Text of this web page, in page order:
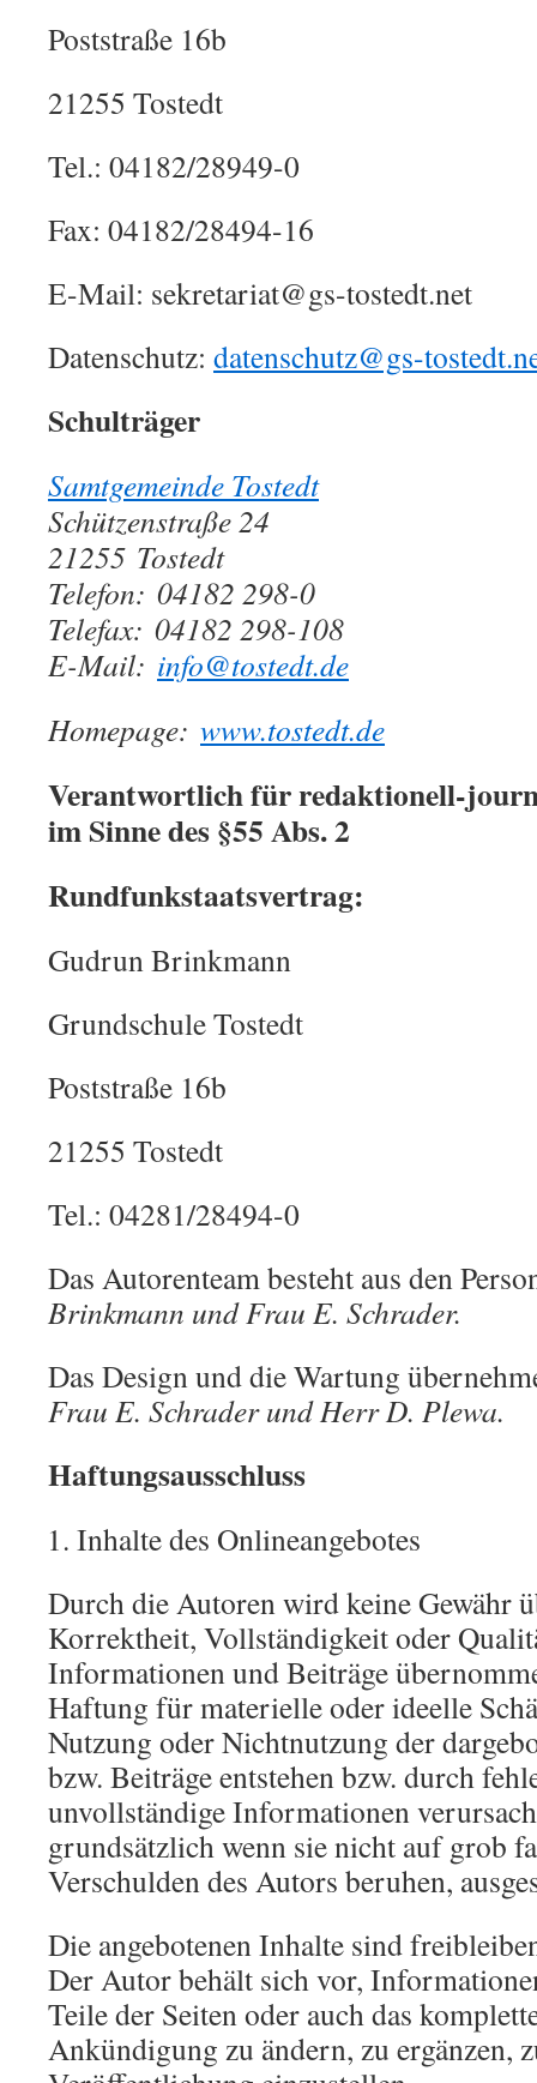
Poststraße 16b
21255 Tostedt
Tel.: 04182/28949-0
Fax: 04182/28494-16
E-Mail: sekretariat@gs-tostedt.net
Datenschutz: datenschutz@gs-
Schulträger
Samtgemeinde Tostedt
Schützenstraße 24
21255 Tostedt
Telefon: 04182 298-0
Telefax: 04182 298-108
E-Mail: info@tostedt.de
Homepage: ww­w.tos­tedt.de
Verantwortlich für redaktionell-
im Sinne des §55 Abs. 2
Rundfunkstaatsvertrag:
Gudrun Brinkmann
Grundschule Tostedt
Poststraße 16b
21255 Tostedt
Tel.: 04281/28494-0
Das Autorenteam besteht aus den
Brinkmann und Frau E. Schrader.
Das Design und die Wartung
Frau E. Schrader und Herr D. Plewa.
Haftungsausschluss
Inhalte des Onlineangebotes
Durch die Autoren wird keine Gewähr
Korrektheit, Vollständigkeit oder
Informationen und Beiträge
Haftung für materielle oder ideelle
Nutzung oder Nichtnutzung der
bzw. Beiträge entstehen bzw. durch
unvollständige Informationen
grundsätzlich wenn sie nicht auf grob
Verschulden des Autors beruhen,
Die angebotenen Inhalte sind
Der Autor behält sich vor,
Teile der Seiten oder auch das
Ankündigung zu ändern, zu ergänzen,